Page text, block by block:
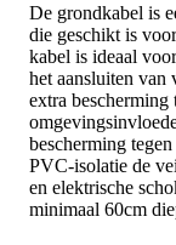
De grondkabel is
die geschikt is
kabel is ideaal
het aansluiten van
extra bescherming
bescherming
PVC-isolatie de
en elektrische
minimaal 60cm